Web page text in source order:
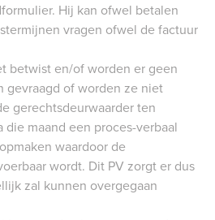
Hij kan ofwel betalen
vragen ofwel de factuur
betwist en/of worden er geen
gevraagd of worden ze niet
gerechtsdeurwaarder ten
die maand een proces-verbaal
waardoor de
wordt. Dit PV zorgt er dus
zal kunnen overgegaan